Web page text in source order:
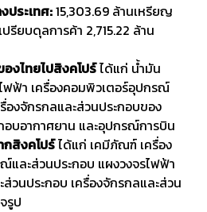
ประเทศ:15,303.69 ล้านเหรียญ
รียบดุลการค้า 2,715.22 ล้าน
งไทยไปสิงคโปร์ได้แก่ น้ำมัน
ฟฟ้า เครื่องคอมพิวเตอร์อุปกรณ์
องจักรกลและส่วนประกอบของ
อบอากาศยาน และอุปกรณ์การบิน
สิงคโปร์ได้แก่ เคมีภัณฑ์ เครื่อง
และส่วนประกอบ แผงวงจรไฟฟ้า
ส่วนประกอบ เครื่องจักรกลและส่วน
รูป